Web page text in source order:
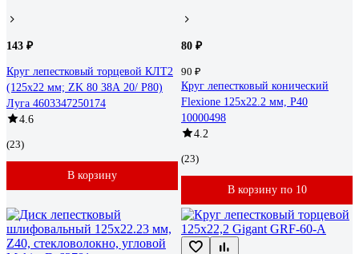
143 ₽
Круг лепестковый торцевой КЛТ2
(125x22 мм; ZK 80 38А 20/ Р80)
Луга 4603347250174
4.6
(23)
В корзину
80 ₽
90 ₽
Круг лепестковый конический
Flexione 125x22.2 мм, Р40
10000498
4.2
(23)
В корзину по 10